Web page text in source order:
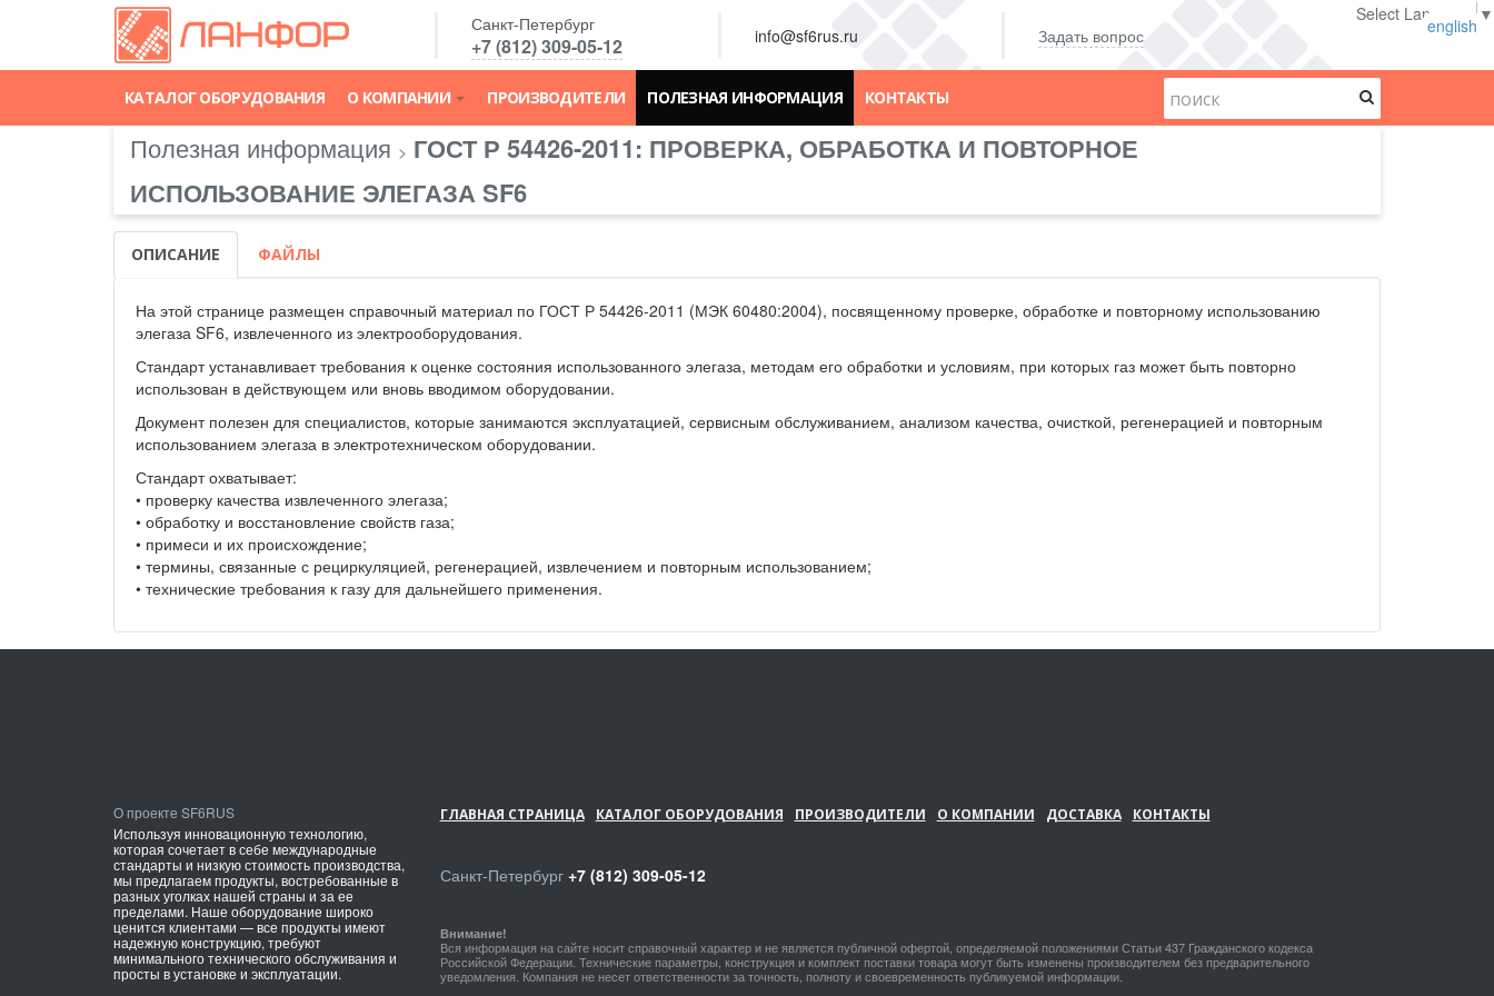
Санкт-Петербург
+7 (812) 309-05-12 info@sf6rus.ru Задать вопрос
КАТАЛОГ ОБОРУДОВАНИЯ О КОМПАНИИ ПРОИЗВОДИТЕЛИ ПОЛЕЗНАЯ ИНФОРМАЦИЯ КОНТАКТЫ
Полезная информация > ГОСТ Р 54426-2011: ПРОВЕРКА, ОБРАБОТКА И ПОВТОРНОЕ
ИСПОЛЬЗОВАНИЕ ЭЛЕГАЗА SF6
ОПИСАНИЕ ФАЙЛЫ
На этой странице размещен справочный материал по ГОСТ Р 54426-2011 (МЭК 60480:2004), посвященному проверке, обработке и повторному использованию
элегаза SF6, извлеченного из электрооборудования.
Стандарт устанавливает требования к оценке состояния использованного элегаза, методам его обработки и условиям, при которых газ может быть повторно
использован в действующем или вновь вводимом оборудовании.
Документ полезен для специалистов, которые занимаются эксплуатацией, сервисным обслуживанием, анализом качества, очисткой, регенерацией и повторным
использованием элегаза в электротехническом оборудовании.
Стандарт охватывает:
• проверку качества извлеченного элегаза;
• обработку и восстановление свойств газа;
• примеси и их происхождение;
• термины, связанные с рециркуляцией, регенерацией, извлечением и повторным использованием;
• технические требования к газу для дальнейшего применения.
О проекте SF6RUS
Используя инновационную технологию,
которая сочетает в себе международные
стандарты и низкую стоимость производства,
мы предлагаем продукты, востребованные в
разных уголках нашей страны и за ее
пределами. Наше оборудование широко
ценится клиентами — все продукты имеют
надежную конструкцию, требуют
минимального технического обслуживания и
просты в установке и эксплуатации.
ГЛАВНАЯ СТРАНИЦА КАТАЛОГ ОБОРУДОВАНИЯ ПРОИЗВОДИТЕЛИ О КОМПАНИИ ДОСТАВКА КОНТАКТЫ
Санкт-Петербург +7 (812) 309-05-12
Внимание!
Вся информация на сайте носит справочный характер и не является публичной офертой, определяемой положениями Статьи 437 Гражданского кодекса
Российской Федерации. Технические параметры, конструкция и комплект поставки товара могут быть изменены производителем без предварительного
уведомления. Компания не несет ответственности за точность, полноту и своевременность публикуемой информации.
Select Language ▼
english